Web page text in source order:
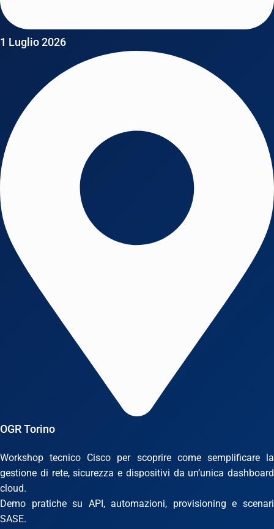
1 Luglio 2026
OGR Torino
Workshop tecnico Cisco per scoprire come semplificare la
gestione di rete, sicurezza e dispositivi da un’unica dashboard
cloud.
Demo pratiche su API, automazioni, provisioning e scenari
SASE.